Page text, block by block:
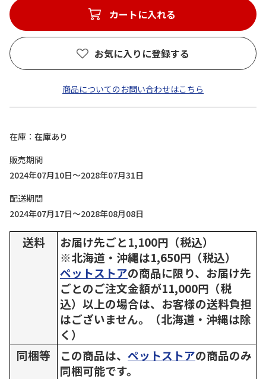
カートに入れる
お気に入りに登録する
商品についてのお問い合わせはこちら
在庫
在庫あり
販売期間
2024年07月10日～2028年07月31日
配送期間
2024年07月17日～2028年08月08日
送料
お届け先ごと1,100円（税込）
※北海道・沖縄は1,650円（税込）
ペットストアの商品に限り、お届け先
ごとのご注文金額が11,000円（税
込）以上の場合は、お客様の送料負担
はございません。（北海道・沖縄は除
く）
同梱等
この商品は、 ペットストアの商品のみ
同梱可能です。